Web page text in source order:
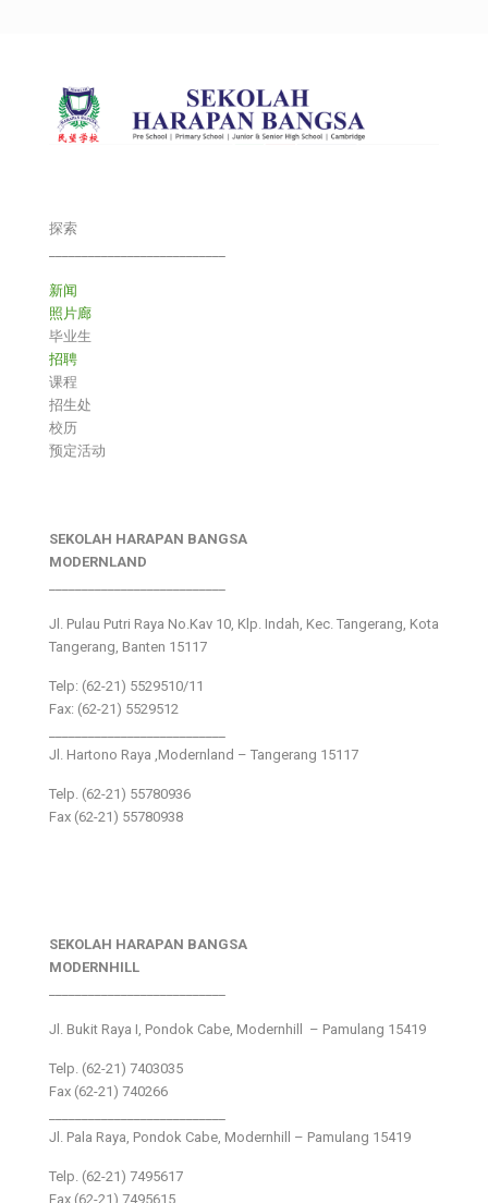
探索
新闻
照片廊
毕业生
招聘
课程
招生处
校历
预定活动
SEKOLAH HARAPAN BANGSA
MODERNLAND
Jl. Pulau Putri Raya No.Kav 10, Klp. Indah, Kec. Tangerang, Kota
Tangerang, Banten 15117
Telp: (62-21) 5529510/11
Fax: (62-21) 5529512
Jl. Hartono Raya ,Modernland – Tangerang 15117
Telp. (62-21) 55780936
Fax (62-21) 55780938
SEKOLAH HARAPAN BANGSA
MODERNHILL
Jl. Bukit Raya I, Pondok Cabe, Modernhill – Pamulang 15419
Telp. (62-21) 7403035
Fax (62-21) 740266
Jl. Pala Raya, Pondok Cabe, Modernhill – Pamulang 15419
Telp. (62-21) 7495617
Fax (62-21) 7495615